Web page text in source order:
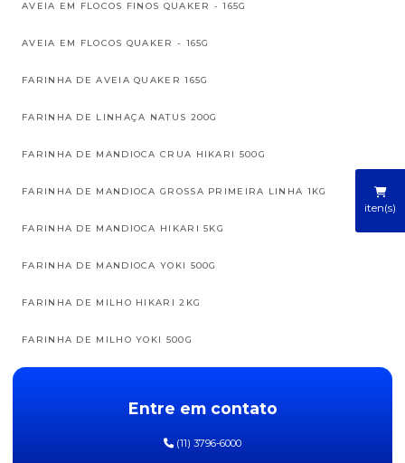
iten(s)
AVEIA EM FLOCOS FINOS QUAKER - 165G
AVEIA EM FLOCOS QUAKER - 165G
FARINHA DE AVEIA QUAKER 165G
FARINHA DE LINHAÇA NATUS 200G
FARINHA DE MANDIOCA CRUA HIKARI 500G
FARINHA DE MANDIOCA GROSSA PRIMEIRA LINHA 1KG
FARINHA DE MANDIOCA HIKARI 5KG
FARINHA DE MANDIOCA YOKI 500G
FARINHA DE MILHO HIKARI 2KG
FARINHA DE MILHO YOKI 500G
FARINHA DE ROSCA YOKI 500G
FARINHA DE TRIGO DONA BENTA 1KG
Entre em contato
(11) 3796-6000